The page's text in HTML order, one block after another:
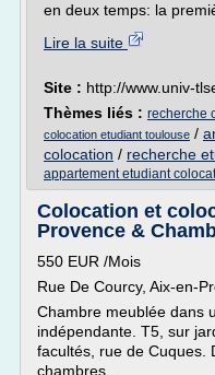
en deux temps: la
Lire la suite
Site : http://www.univ-
Thèmes liés : recherche
colocation etudiant toulouse /
colocation / recherche
appartement etudiant
Colocation et
Provence &
550 EUR /Mois
Rue De Courcy, Aix-en-
Chambre meublée dans
indépendante. T5, sur
facultés, rue de Cuques.
chambres...